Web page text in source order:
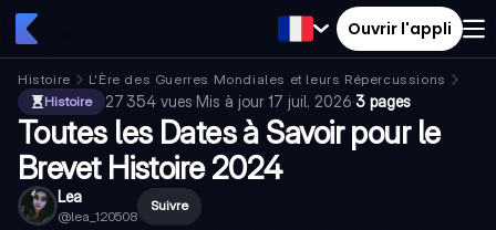
Ouvrir l'appli
Histoire L'Ère des Guerres Mondiales et leurs Répercussions
Histoire
27 354 vues·Mis à jour17 juil. 2026·3 pages
Toutes les Dates à Savoir pour le
Brevet Histoire 2024
Lea
@lea_120508
Suivre